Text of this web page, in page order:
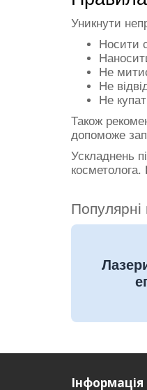
Уникнути
Носити
Не
Не
Не
Також
допоможе
Ускладнень
Популярні
Інформація